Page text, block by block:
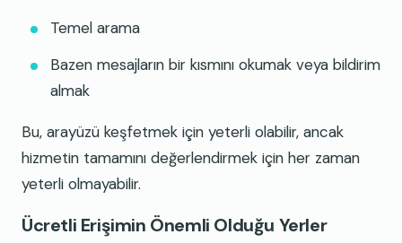
Temel arama
Bazen mesajların bir kısmını okumak veya bildirim
almak
Bu, arayüzü keşfetmek için yeterli olabilir, ancak
hizmetin tamamını değerlendirmek için her zaman
yeterli olmayabilir.
Ücretli Erişimin Önemli Olduğu Yerler